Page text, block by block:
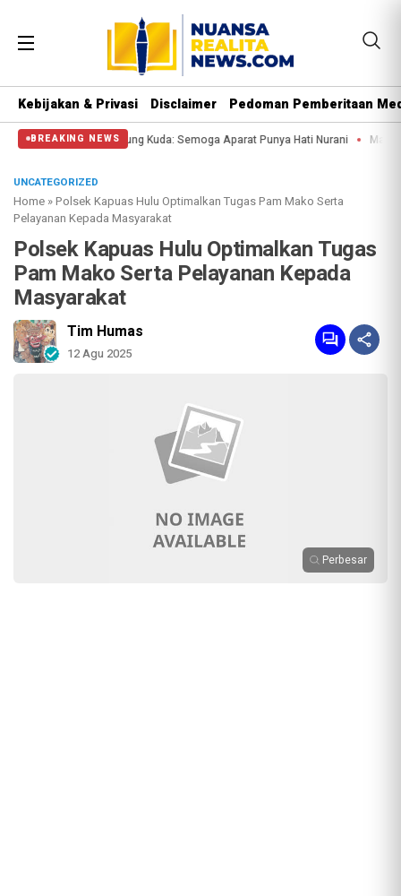
Kebijakan & Privasi Disclaimer Pedoman Pemberitaan
BREAKING NEWS
Semoga Aparat Punya Hati Nurani Massa Reuni 212 Hanya Bisa
UNCATEGORIZED
Home »Polsek Kapuas Hulu Optimalkan Tugas Pam Mako Serta
Pelayanan Kepada Masyarakat
Polsek Kapuas Hulu Optimalkan Tugas
Pam Mako Serta Pelayanan Kepada
Masyarakat
Tim Humas
12 Agu 2025
Perbesar